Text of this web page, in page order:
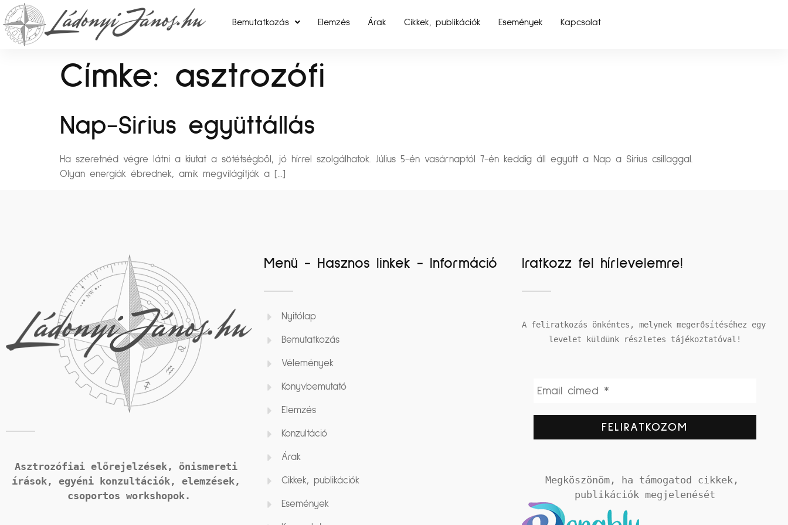
Bemutatkozás Elemzés Árak Cikkek, publikációk Események Kapcsolat
Címke: asztrozófi
Nap-Sirius együttállás
Ha szeretnéd végre látni a kiutat a sötétségből, jó hírrel szolgálhatok. Július 5-én vasárnaptól 7-én keddig áll együtt a Nap a Sirius csillaggal.
Olyan energiák ébrednek, amik megvilágítják a […]
Asztrozófiai előrejelzések, önismereti
írások, egyéni konzultációk, elemzések,
csoportos workshopok.
Menü - Hasznos linkek - Információ
Nyitólap
Bemutatkozás
Vélemények
Könyvbemutató
Elemzés
Konzultáció
Árak
Cikkek, publikációk
Események
Iratkozz fel hírlevelemre!
A feliratkozás önkéntes, melynek megerősítéséhez egy
levelet küldünk részletes tájékoztatóval!
Megköszönöm, ha támogatod cikkek,
publikációk megjelenését